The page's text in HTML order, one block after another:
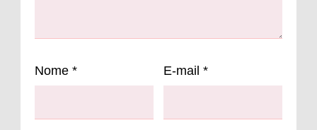
Nome * E-mail *